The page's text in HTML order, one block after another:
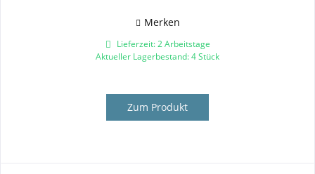
Merken
Lieferzeit: 2 Arbeitstage
Aktueller Lagerbestand: 4 Stück
Zum Produkt